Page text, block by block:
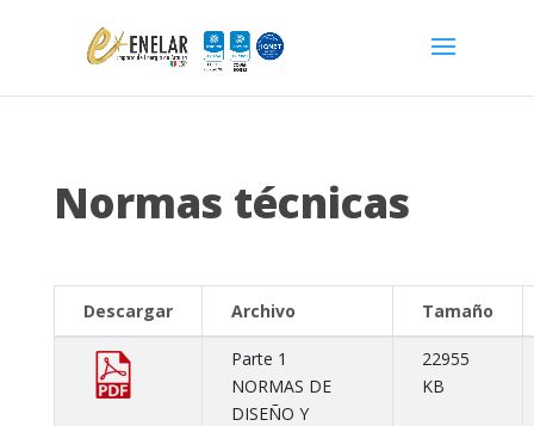
Normas técnicas
Descargar Archivo Tamaño
Parte 1
NORMAS DE
DISEÑO Y
22955
KB